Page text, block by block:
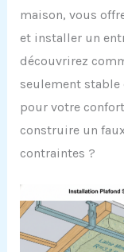
maison, vous
et installer un
découvrirez
seulement
pour votre
construire un
contraintes ?